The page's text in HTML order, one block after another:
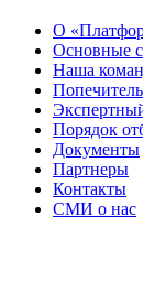
О
Основные
Наша
Порядок
Документы
Партнеры
Контакты
СМИ о нас